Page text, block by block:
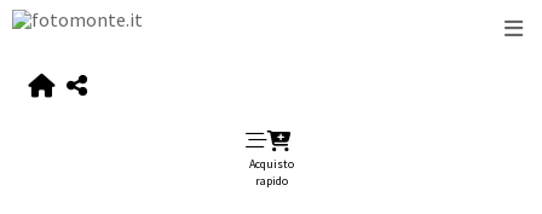
Acquisto
rapido